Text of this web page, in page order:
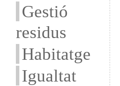
Gestió
residus
Habitatge
Igualtat